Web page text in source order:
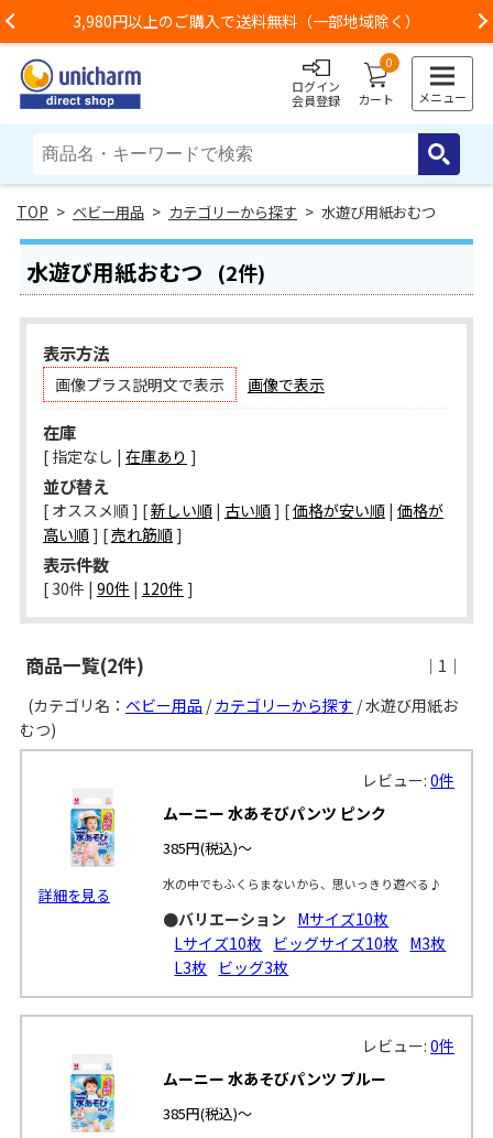
Previous3,980円以上のご購入で送料無料（一部地域除く）
ログイン
会員登録
0
カート メニュー
> ベビー用品 > カテゴリーから探す > 水遊び用紙おむつ
水遊び用紙おむつ (2件)
表示方法
画像プラス説明文で表示 画像で表示
在庫
[ 指定なし | 在庫あり ]
並び替え
[ オススメ順 ] [新しい順| 古い順] [価格が安い順| 価格が
高い順] [売れ筋順]
表示件数
[ 30件 | 90件 | 120件 ]
商品一覧(2件)
｜1｜
(カテゴリ名： ベビー用品 /カテゴリーから探す / 水遊び用紙お
むつ)
詳細を見る
レビュー:0件
ムーニー 水あそびパンツ ピンク
385円(税込)～
水の中でもふくらまないから、思いっきり遊べる♪
●バリエーション Mサイズ10枚
Lサイズ10枚
ビッグサイズ10枚 M3枚
L3枚
ビッグ3枚
レビュー:0件
ムーニー 水あそびパンツ ブルー
385円(税込)～